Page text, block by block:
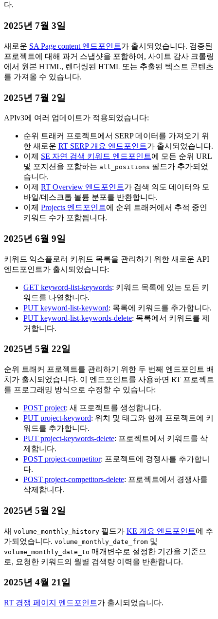
다.
2025년 7월 3일
새로운 SA Page content 엔드포인트가 출시되었습니다. 검증된
프로젝트에 대해 과거 스냅샷을 포함하여, 사이트 감사 크롤링
에서 원본 HTML, 렌더링된 HTML 또는 추출된 텍스트 콘텐츠
를 가져올 수 있습니다.
2025년 7월 2일
APIv3에 여러 업데이트가 적용되었습니다:
순위 트래커 프로젝트에서 SERP 데이터를 가져오기 위
한 새로운 RT SERP 개요 엔드포인트가 출시되었습니다.
이제 SE 자연 검색 키워드 엔드포인트에 모든 순위 URL
및 포지션을 포함하는 all_positions 필드가 추가되었
습니다.
이제 RT Overview 엔드포인트가 검색 의도 데이터와 모
바일/데스크톱 볼륨 분포를 반환합니다.
이제 Projects 엔드포인트에 순위 트래커에서 추적 중인
키워드 수가 포함됩니다.
2025년 6월 9일
키워드 익스플로러 키워드 목록을 관리하기 위한 새로운 API
엔드포인트가 출시되었습니다:
GET keyword-list-keywords: 키워드 목록에 있는 모든 키
워드를 나열합니다.
PUT keyword-list-keyword: 목록에 키워드를 추가합니다.
PUT keyword-list-keywords-delete: 목록에서 키워드를 제
거합니다.
2025년 5월 22일
순위 트래커 프로젝트를 관리하기 위한 두 번째 엔드포인트 배
치가 출시되었습니다. 이 엔드포인트를 사용하면 RT 프로젝트
를 프로그래밍 방식으로 수정할 수 있습니다:
POST project: 새 프로젝트를 생성합니다.
PUT project-keyword: 위치 및 태그와 함께 프로젝트에 키
워드를 추가합니다.
PUT project-keywords-delete: 프로젝트에서 키워드를 삭
제합니다.
POST project-competitor: 프로젝트에 경쟁사를 추가합니
다.
POST project-competitors-delete: 프로젝트에서 경쟁사를
삭제합니다.
2025년 5월 2일
새 volume_monthly_history 필드가 KE 개요 엔드포인트에 추
가되었습니다. volume_monthly_date_from 및
volume_monthly_date_to 매개변수로 설정한 기간을 기준으
로, 요청한 키워드의 월별 검색량 이력을 반환합니다.
2025년 4월 21일
RT 경쟁 페이지 엔드포인트가 출시되었습니다.